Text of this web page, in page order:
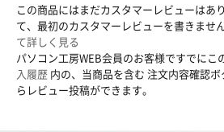
この商品にはまだカスタマーレビューはあ
て、最初のカスタマーレビューを書きませ
て詳しく見る
パソコン工房WEB会員のお客様ですでにこ
入履歴 内の、当商品を含む 注文内容確認
らレビュー投稿ができます。